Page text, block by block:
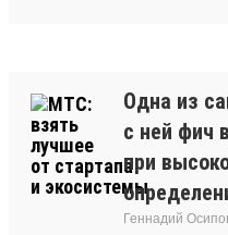
Одна из
с ней фич
при
Геннадий